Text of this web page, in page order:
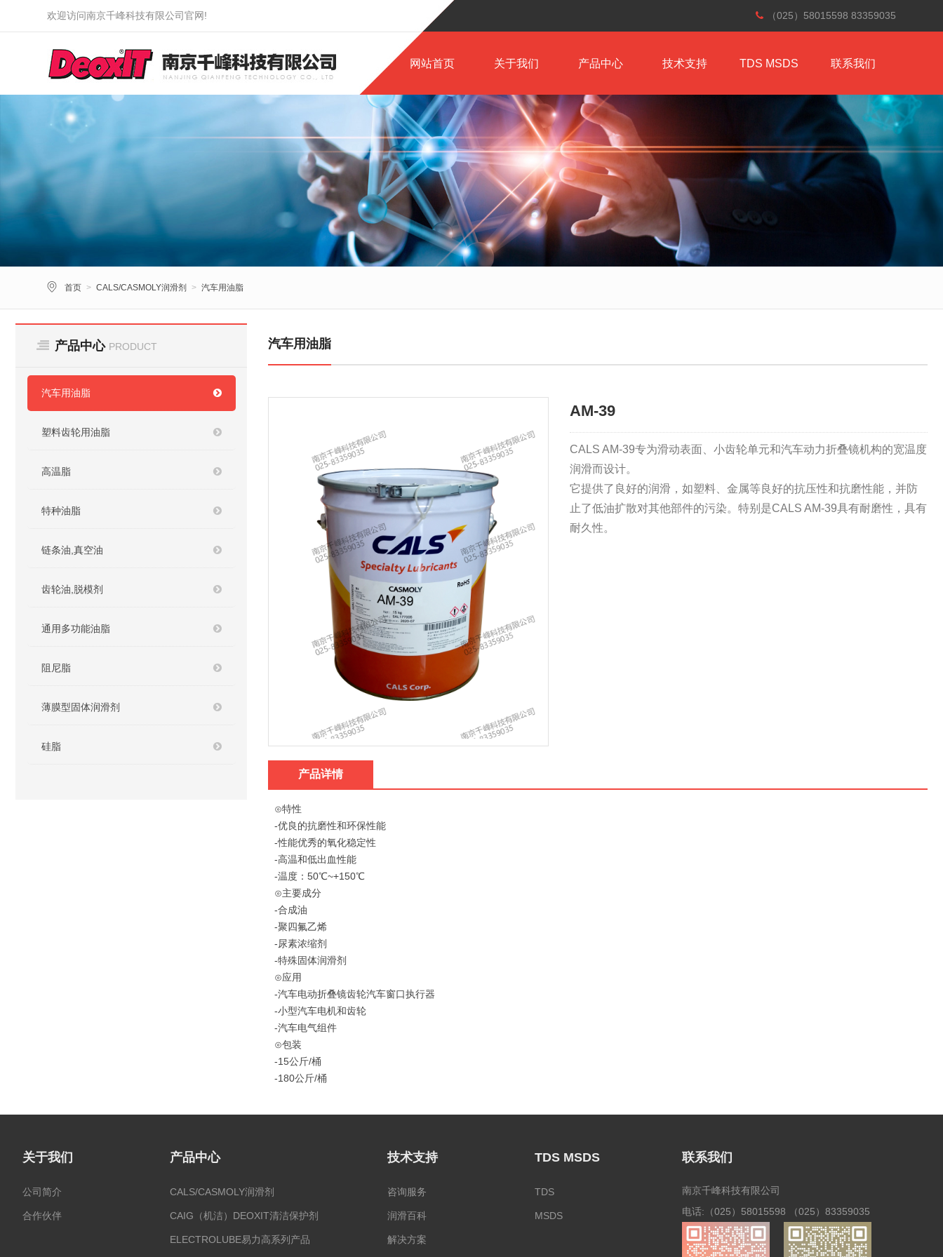
欢迎访问南京千峰科技有限公司官网! （025）58015598 83359035
网站首页 关于我们 产品中心 技术支持 TDS MSDS 联系我们
首页 > CALS/CASMOLY润滑剂 > 汽车用油脂
产品中心 PRODUCT
汽车用油脂
塑料齿轮用油脂
高温脂
特种油脂
链条油,真空油
齿轮油,脱模剂
通用多功能油脂
阻尼脂
薄膜型固体润滑剂
硅脂
汽车用油脂
AM-39
CALS AM-39专为滑动表面、小齿轮单元和汽车动力折叠镜机构的宽温度
润滑而设计。
它提供了良好的润滑，如塑料、金属等良好的抗压性和抗磨性能，并防
止了低油扩散对其他部件的污染。特别是CALS AM-39具有耐磨性，具有
耐久性。
产品详情
⊙特性
-优良的抗磨性和环保性能
-性能优秀的氧化稳定性
-高温和低出血性能
-温度：50℃~+150℃
⊙主要成分
-合成油
-聚四氟乙烯
-尿素浓缩剂
-特殊固体润滑剂
⊙应用
-汽车电动折叠镜齿轮汽车窗口执行器
-小型汽车电机和齿轮
-汽车电气组件
⊙包装
-15公斤/桶
-180公斤/桶
关于我们
公司简介
合作伙伴
产品中心
CALS/CASMOLY润滑剂
CAIG（机洁）DEOXIT清洁保护剂
ELECTROLUBE易力高系列产品
技术支持
咨询服务
润滑百科
解决方案
TDS MSDS
TDS
MSDS
联系我们
南京千峰科技有限公司
电话:（025）58015598 （025）83359035